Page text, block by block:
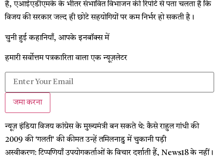
है, एआईएडीएमके के भीतर संभावित विभाजन की रिपोर्ट से पता चलता है कि
विजय की सरकार जल्द ही छोटे सहयोगियों पर कम निर्भर हो सकती है।
चुनी हुई कहानियाँ, आपके इनबॉक्स में
हमारी सर्वोत्तम पत्रकारिता वाला एक न्यूज़लेटर
जमा करना
न्यूज़ इंडियाविजय कांग्रेस के मुख्यमंत्री बन सकते थे: कैसे राहुल गांधी की
2009 की ‘गलती’ की कीमत उन्हें तमिलनाडु में चुकानी पड़ी
अस्वीकरण: टिप्पणियाँ उपयोगकर्ताओं के विचार दर्शाती हैं, News18 के नहीं।